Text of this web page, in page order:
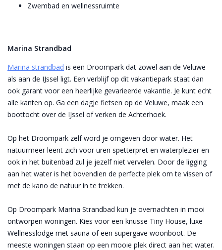
Zwembad en wellnessruimte
Marina Strandbad
Marina strandbad is een Droompark dat zowel aan de Veluwe
als aan de IJssel ligt. Een verblijf op dit vakantiepark staat dan
ook garant voor een heerlijke gevarieerde vakantie. Je kunt echt
alle kanten op. Ga een dagje fietsen op de Veluwe, maak een
boottocht over de IJssel of verken de Achterhoek.
Op het Droompark zelf word je omgeven door water. Het
natuurmeer leent zich voor uren spetterpret en waterplezier en
ook in het buitenbad zul je jezelf niet vervelen. Door de ligging
aan het water is het bovendien de perfecte plek om te vissen of
met de kano de natuur in te trekken.
Op Droompark Marina Strandbad kun je overnachten in mooi
ontworpen woningen. Kies voor een knusse Tiny House, luxe
Wellnesslodge met sauna of een supergave woonboot. De
meeste woningen staan op een mooie plek direct aan het water.